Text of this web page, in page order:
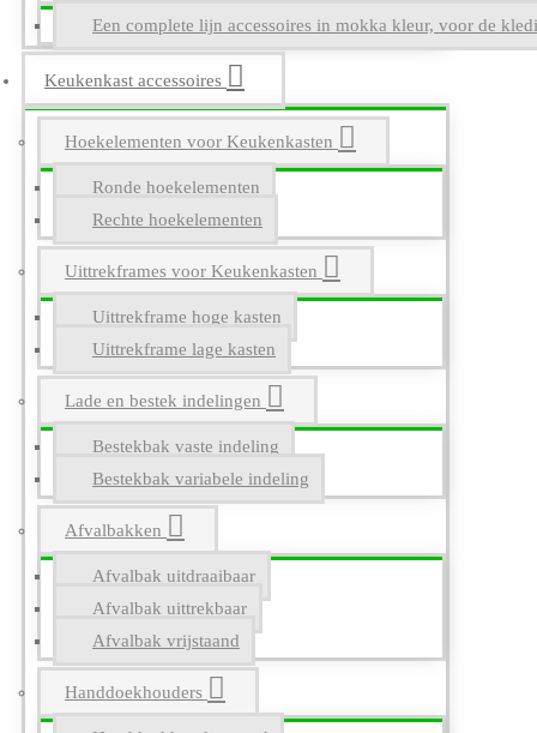
Een complete lijn accessoires in mokka kleur, voor de
Keukenkast accessoires
Hoekelementen voor Keukenkasten
Ronde hoekelementen
Rechte hoekelementen
Uittrekframes voor Keukenkasten
Uittrekframe hoge kasten
Uittrekframe lage kasten
Lade en bestek indelingen
Bestekbak vaste indeling
Bestekbak variabele indeling
Afvalbakken
Afvalbak uitdraaibaar
Afvalbak uittrekbaar
Afvalbak vrijstaand
Handdoekhouders